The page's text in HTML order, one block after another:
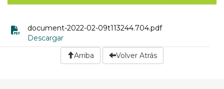
document-2022-02-09t113244.704.pdf
Descargar
Arriba
Volver Atrás